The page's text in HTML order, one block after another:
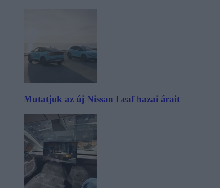
Mutatjuk az új Nissan Leaf hazai árait